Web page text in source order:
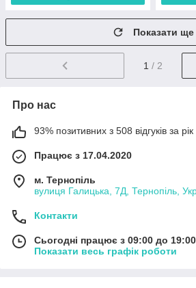
Показати ще
1 / 2
Про нас
93% позитивних з 508 відгуків за рік
Працює з 17.04.2020
м. Тернопіль
вулиця Галицька, 7Д, Тернопіль,
Контакти
Сьогодні працює з 09:00 до 19:00
Показати весь графік роботи